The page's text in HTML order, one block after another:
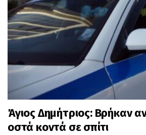
Άγιος Δημήτριος: Βρήκαν
οστά κοντά σε σπίτι